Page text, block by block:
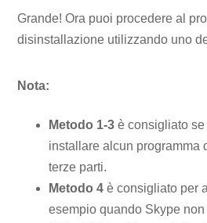
Grande! Ora puoi procedere al
disinstallazione utilizzando uno
Nota:
Metodo 1-3 è consigliato
installare alcun programma
terze parti.
Metodo 4 è consigliato per
esempio quando Skype